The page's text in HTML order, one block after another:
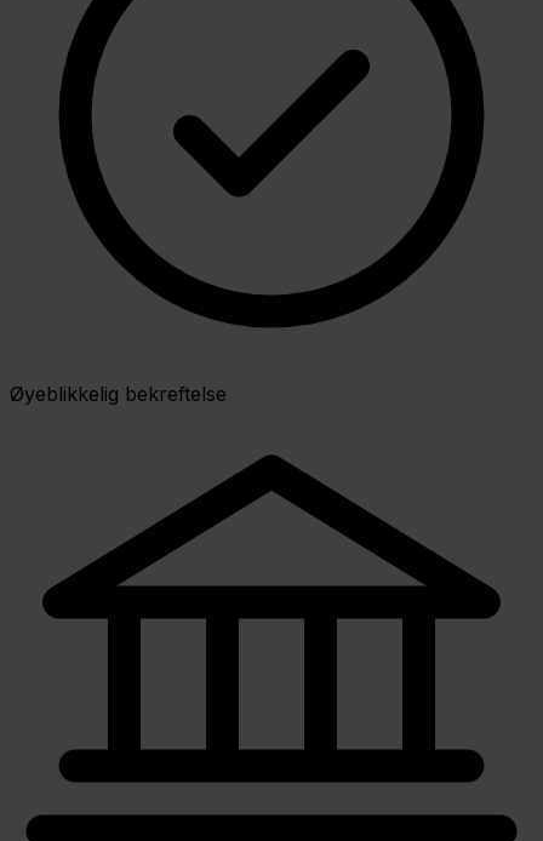
Øyeblikkelig bekreftelse